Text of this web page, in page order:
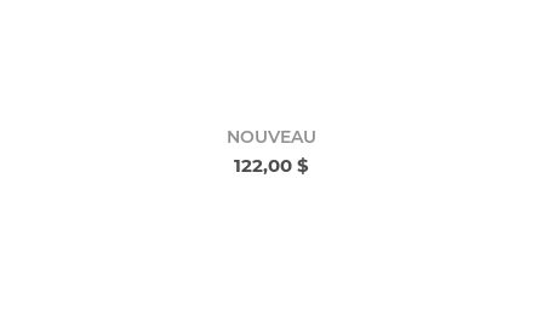
NOUVEAU
122,00 $